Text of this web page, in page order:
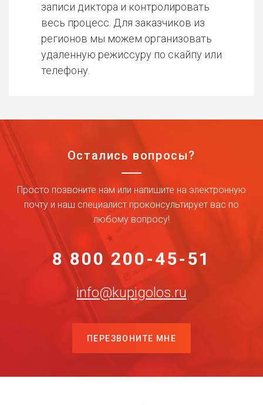
записи диктора и контролировать
весь процесс. Для заказчиков из
регионов мы можем организовать
удаленную режиссуру по скайпу или
телефону.
Остались вопросы?
Просто позвоните нам или напишите на электронную
почту и наш специалист проконсультирует вас по
любому вопросу!
8 800 200-45-51
info@kupigolos.ru
ПЕРЕЗВОНИТЕ МНЕ